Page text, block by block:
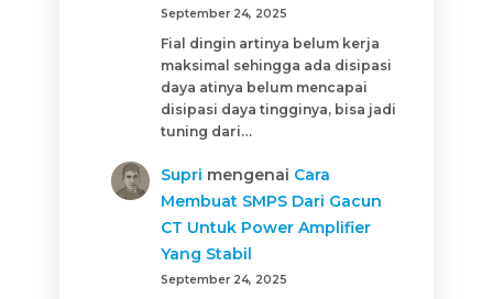
September 24, 2025
Fial dingin artinya belum kerja
maksimal sehingga ada disipasi
daya atinya belum mencapai
disipasi daya tingginya, bisa jadi
tuning dari…
Supri mengenai Cara
Membuat SMPS Dari Gacun
CT Untuk Power Amplifier
Yang Stabil
September 24, 2025